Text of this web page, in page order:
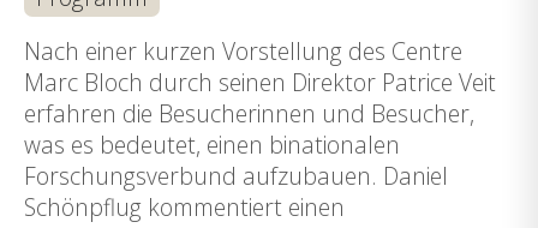
Nach einer kurzen Vorstellung des Centre
Marc Bloch durch seinen Direktor Patrice Veit
erfahren die Besucherinnen und Besucher,
was es bedeutet, einen binationalen
Forschungsverbund aufzubauen. Daniel
Schönpflug kommentiert einen